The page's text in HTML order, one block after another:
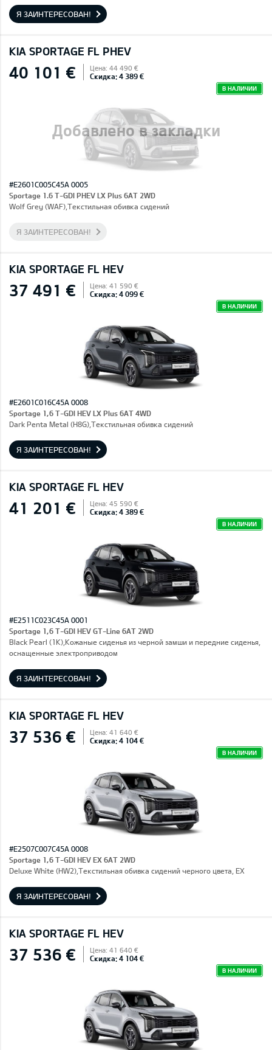
Я ЗАИНТЕРЕСОВАН!
KIA SPORTAGE FL PHEV
Добавлено в закладки
40 101 € Цена: 44 490 €
Скидка: 4 389 €
В НАЛИЧИИ
#E2601C005C45A 0005
Sportage 1.6 T-GDI PHEV LX Plus 6AT 2WD
Wolf Grey (WAF),Текстильная обивка сидений
Я ЗАИНТЕРЕСОВАН!
KIA SPORTAGE FL HEV
37 491 € Цена: 41 590 €
Скидка: 4 099 €
В НАЛИЧИИ
#E2601C016C45A 0008
Sportage 1,6 T-GDI HEV LX Plus 6AT 4WD
Dark Penta Metal (H8G),Текстильная обивка сидений
Я ЗАИНТЕРЕСОВАН!
KIA SPORTAGE FL HEV
41 201 € Цена: 45 590 €
Скидка: 4 389 €
В НАЛИЧИИ
#E2511C023C45A 0001
Sportage 1,6 T-GDI HEV GT-Line 6AT 2WD
Black Pearl (1K),Кожаные сиденья из черной замши и передние сиденья,
оснащенные электроприводом
Я ЗАИНТЕРЕСОВАН!
KIA SPORTAGE FL HEV
37 536 € Цена: 41 640 €
Скидка: 4 104 €
В НАЛИЧИИ
#E2507C007C45A 0008
Sportage 1,6 T-GDI HEV EX 6AT 2WD
Deluxe White (HW2),Текстильная обивка сидений черного цвета, EX
Я ЗАИНТЕРЕСОВАН!
KIA SPORTAGE FL HEV
37 536 € Цена: 41 640 €
Скидка: 4 104 €
В НАЛИЧИИ